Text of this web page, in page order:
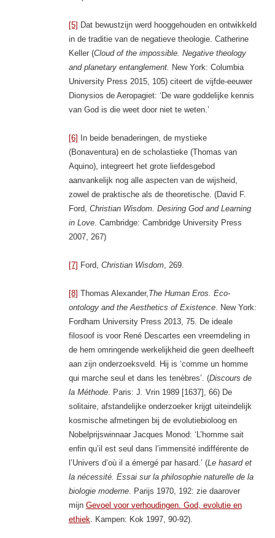
[5] Dat bewustzijn werd hooggehouden en ontwikkeld
in de traditie van de negatieve theologie. Catherine
Keller (Cloud of the impossible. Negative theology
and planetary entanglement. New York: Columbia
University Press 2015, 105) citeert de vijfde-eeuwer
Dionysios de Aeropagiet: ‘De ware goddelijke kennis
van God is die weet door niet te weten.’
[6] In beide benaderingen, de mystieke
(Bonaventura) en de scholastieke (Thomas van
Aquino), integreert het grote liefdesgebod
aanvankelijk nog alle aspecten van de wijsheid,
zowel de praktische als de theoretische. (David F.
Ford, Christian Wisdom. Desiring God and Learning
in Love. Cambridge: Cambridge University Press
2007, 267)
[7] Ford, Christian Wisdom, 269.
[8] Thomas Alexander, The Human Eros. Eco-
ontology and the Aesthetics of Existence. New York:
Fordham University Press 2013, 75. De ideale
filosoof is voor René Descartes een vreemdeling in
de hem omringende werkelijkheid die geen deelheeft
aan zijn onderzoeksveld. Hij is ‘comme un homme
qui marche seul et dans les tenèbres’. (Discours de
la Méthode. Paris: J. Vrin 1989 [1637], 66) De
solitaire, afstandelijke onderzoeker krijgt uiteindelijk
kosmische afmetingen bij de evolutiebioloog en
Nobelprijswinnaar Jacques Monod: ‘L’homme sait
enfin qu’il est seul dans l’immensité indifférente de
l’Univers d’où il a émergé par hasard.’ (Le hasard et
la nécessité. Essai sur la philosophie naturelle de la
biologie moderne. Parijs 1970, 192: zie daarover
mijn Gevoel voor verhoudingen. God, evolutie en
ethiek . Kampen: Kok 1997, 90-92).